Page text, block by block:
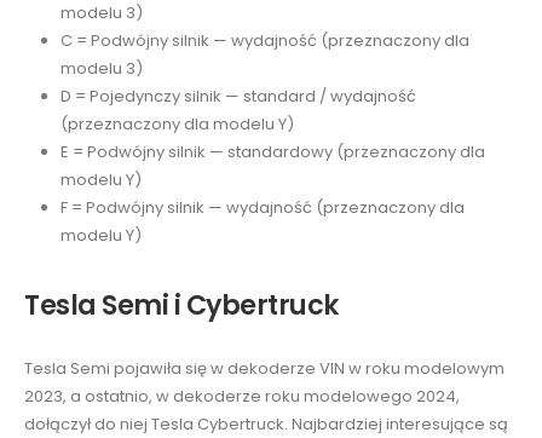
modelu 3)
C = Podwójny silnik — wydajność (przeznaczony dla
modelu 3)
D = Pojedynczy silnik — standard / wydajność
(przeznaczony dla modelu Y)
E = Podwójny silnik — standardowy (przeznaczony dla
modelu Y)
F = Podwójny silnik — wydajność (przeznaczony dla
modelu Y)
Tesla Semi i Cybertruck
Tesla Semi pojawiła się w dekoderze VIN w roku modelowym
2023, a ostatnio, w dekoderze roku modelowego 2024,
dołączył do niej Tesla Cybertruck. Najbardziej interesujące są